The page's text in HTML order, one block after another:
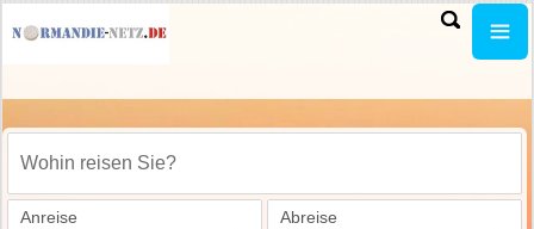
Wohin reisen Sie?
Anreise Abreise